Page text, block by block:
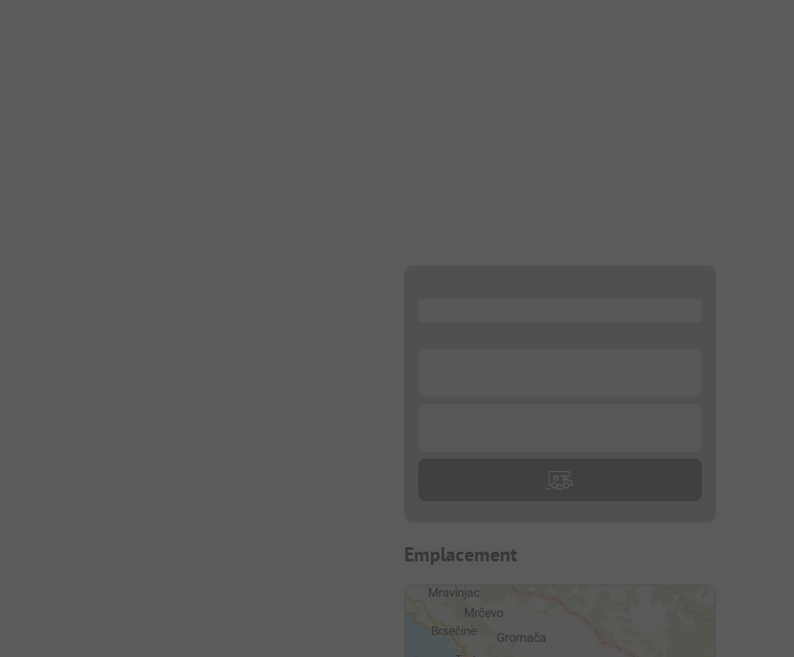
Emplacement